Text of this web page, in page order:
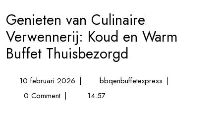
Genieten van Culinaire
Verwennerij: Koud en Warm
Buffet Thuisbezorgd
10 februari 202610
februari
| bbqenbuffetexpressGenieten
|
0 Comment | 14:57